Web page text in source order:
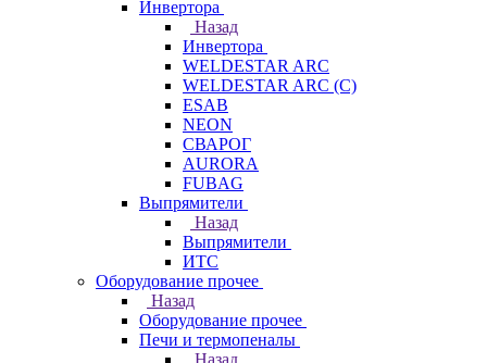
Инвертора
Назад
Инвертора
WELDESTAR ARC
WELDESTAR ARC (С)
ESAB
NEON
СВАРОГ
AURORA
FUBAG
Выпрямители
Назад
Выпрямители
ИТС
Оборудование прочее
Назад
Оборудование прочее
Печи и термопеналы
Назад